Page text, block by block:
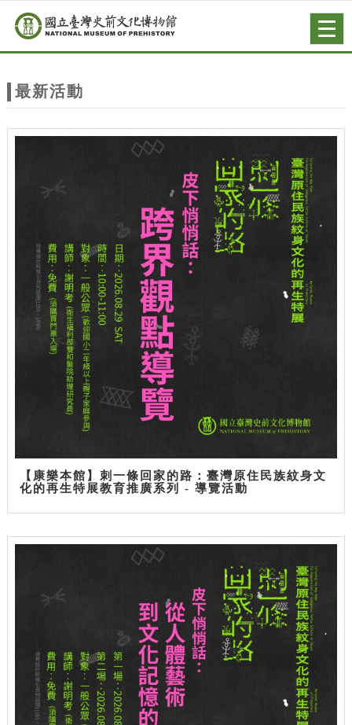
站
主
跳到主要內容
網站導覽
最新活動
【康樂本館】刺一條回家的路：臺灣原住民族紋身文
化的再生特展教育推廣系列 - 導覽活動